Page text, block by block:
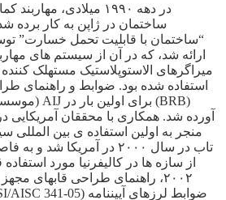
“ساختمان با قابلیت تحمل خسارت”
ارائه شد، که در آن از سیستم های
میراگرهای الاستوپلاستیک مستهلک
استفاده شده بود. ضوابط و راهنمای
آورده شد. همکاری با محققان آمریکایی
منجر به اولین استفاده ­ی بین­ المللی
تاب در سال ۲۰۰۰ در آمریکا
از سازه­ ها در کالیفرنیا مورد
۲۰۰۲، راهنمای طراحی قاب­های